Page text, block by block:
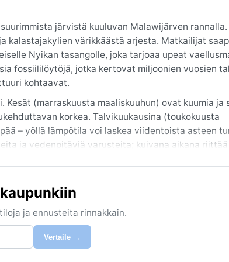
järvistä kuuluvan Malawijärven rannalla.
kalastajakylien värikkäästä arjesta. Matkailijat
Nyikan tasangolle, joka tarjoaa upeat
fossiililöytöjä, jotka kertovat miljoonien vuosien
kohtaavat.
(marraskuusta maaliskuuhun) ovat kuumia ja
korkea. Talvikuukausina (toukokuusta
– yöllä lämpötila voi laskea viidentoista asteen
ja vedenpitäviä varusteita; kuivana aikana
kansallispuistoretkille. Merkittävä sääilmiö on
tai hurrikaanityyppisiä ilmavirtauksia ei ole,
on trooppista, tasaista ja ennustettavaa – kunhan
ja ennusteita rinnakkain.
Vertaile →